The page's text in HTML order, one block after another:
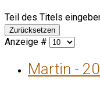
Teil des Titels
Zurücksetzen
Anzeige #
Martin -